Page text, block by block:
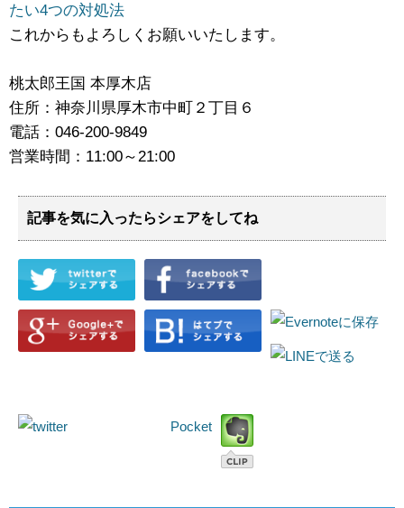
たい4つの対処法
これからもよろしくお願いいたします。
桃太郎王国 本厚木店
住所：神奈川県厚木市中町２丁目６
電話：046-200-9849
営業時間：11:00～21:00
記事を気に入ったらシェアをしてね
Pocket